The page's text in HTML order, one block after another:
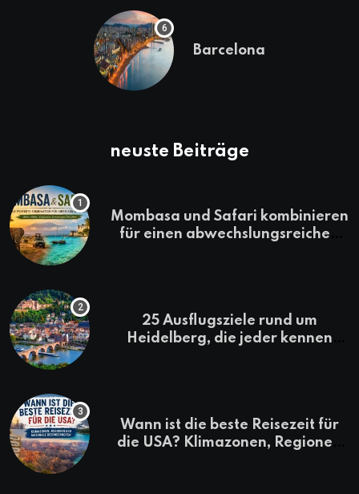
Barcelona
neuste Beiträge
Mombasa und Safari kombinieren
für einen abwechslungsreichen
25 Ausflugsziele rund um
Heidelberg, die jeder kennen
Wann ist die beste Reisezeit für
die USA? Klimazonen, Regionen